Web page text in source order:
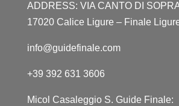
ADDRESS: VIA CANTO DI
17020 Calice Ligure – Finale
info@guidefinale.com
+39 392 631 3606
Micol Casaleggio S. Guide Finale: